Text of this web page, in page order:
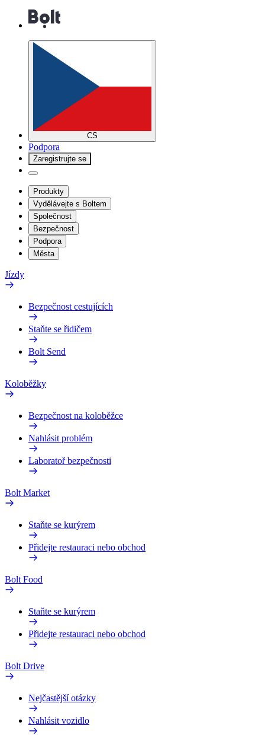
CS
Podpora
Zaregistrujte se
Produkty
Vydělávejte s Boltem
Společnost
Bezpečnost
Podpora
Města
Jízdy
Bezpečnost cestujících
Staňte se řidičem
Bolt Send
Koloběžky
Bezpečnost na koloběžce
Nahlásit problém
Laboratoř bezpečnosti
Bolt Market
Staňte se kurýrem
Přidejte restauraci nebo obchod
Bolt Food
Staňte se kurýrem
Přidejte restauraci nebo obchod
Bolt Drive
Nejčastější otázky
Nahlásit vozidlo